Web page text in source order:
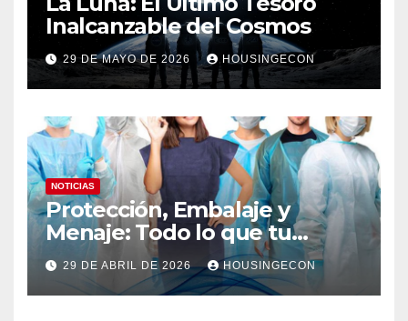
Inalcanzable del Cosmos
29 DE MAYO DE 2026 HOUSINGECON
NOTICIAS
Protección, Embalaje y
Menaje: Todo lo que tu
negocio necesita en un solo
lugar
29 DE ABRIL DE 2026 HOUSINGECON